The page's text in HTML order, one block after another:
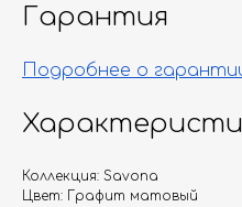
Гарантия
Подробнее о
Коллекция: Savona
Цвет: Графит матовый